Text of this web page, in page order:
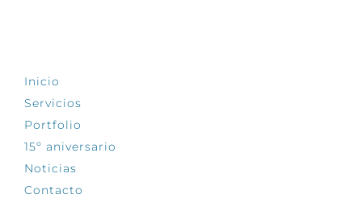
Inicio
Servicios
Portfolio
15º aniversario
Noticias
Contacto